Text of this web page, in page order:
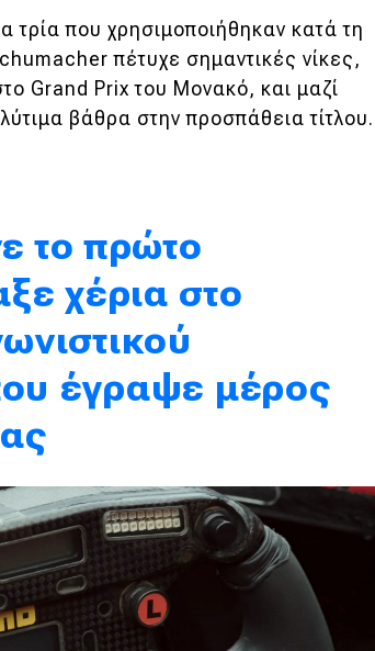
τρία που χρησιμοποιήθηκαν κατά τη
πέτυχε σημαντικές νίκες,
Grand Prix του Μονακό, και μαζί
βάθρα στην προσπάθεια τίτλου.
το πρώτο
χέρια στο
έγραψε μέρος